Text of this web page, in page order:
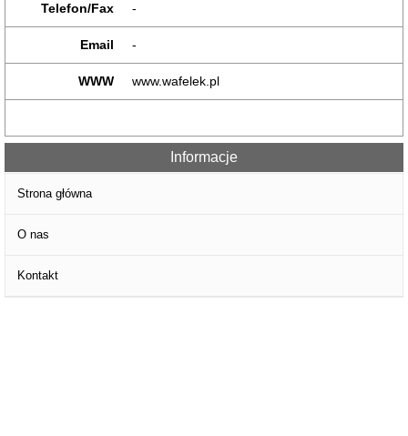
Telefon/Fax -
Email -
WWW www.wafelek.pl
Informacje
Strona główna
O nas
Kontakt